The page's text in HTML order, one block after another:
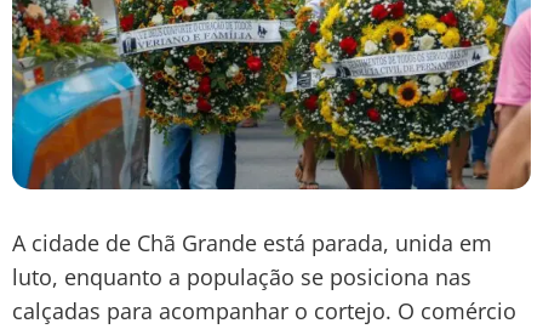
A cidade de Chã Grande está parada, unida em
luto, enquanto a população se posiciona nas
calçadas para acompanhar o cortejo. O comércio